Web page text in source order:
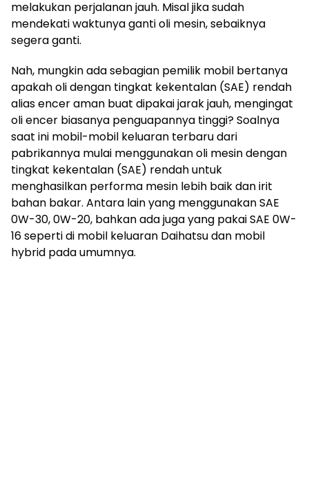
melakukan perjalanan jauh. Misal jika sudah
mendekati waktunya ganti oli mesin, sebaiknya
segera ganti.
Nah, mungkin ada sebagian pemilik mobil bertanya
apakah oli dengan tingkat kekentalan (SAE) rendah
alias encer aman buat dipakai jarak jauh, mengingat
oli encer biasanya penguapannya tinggi? Soalnya
saat ini mobil-mobil keluaran terbaru dari
pabrikannya mulai menggunakan oli mesin dengan
tingkat kekentalan (SAE) rendah untuk
menghasilkan performa mesin lebih baik dan irit
bahan bakar. Antara lain yang menggunakan SAE
0W-30, 0W-20, bahkan ada juga yang pakai SAE 0W-
16 seperti di mobil keluaran Daihatsu dan mobil
hybrid pada umumnya.